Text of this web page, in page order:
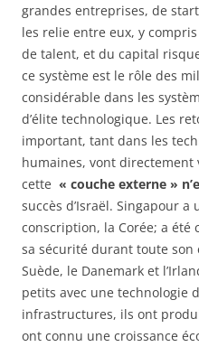
grandes entreprises, de
les relie entre eux, y
de talent, et du capital
ce système est le rôle des
considérable dans les
d’élite technologique. Les
important, tant dans les
humaines, vont directement
cette « couche externe »
succès d’Israël. Singapour
conscription, la Corée; a été
sa sécurité durant toute son
Suède, le Danemark et
petits avec une technologie
infrastructures, ils ont
ont connu une croissance